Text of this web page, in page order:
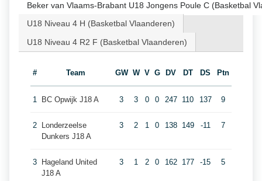
Beker van Vlaams-Brabant U18 Jongens Poule C (Basketbal
U18 Niveau 4 H (Basketbal Vlaanderen)
U18 Niveau 4 R2 F (Basketbal Vlaanderen)
# Team GW W V G DV DT DS Ptn
1 BC Opwijk J18 A 3 3 0 0 247 110 137 9
2
Londerzeelse
Dunkers J18 A
3 2 1 0 138 149 -11 7
3
Hageland United
J18 A
3 1 2 0 162 177 -15 5